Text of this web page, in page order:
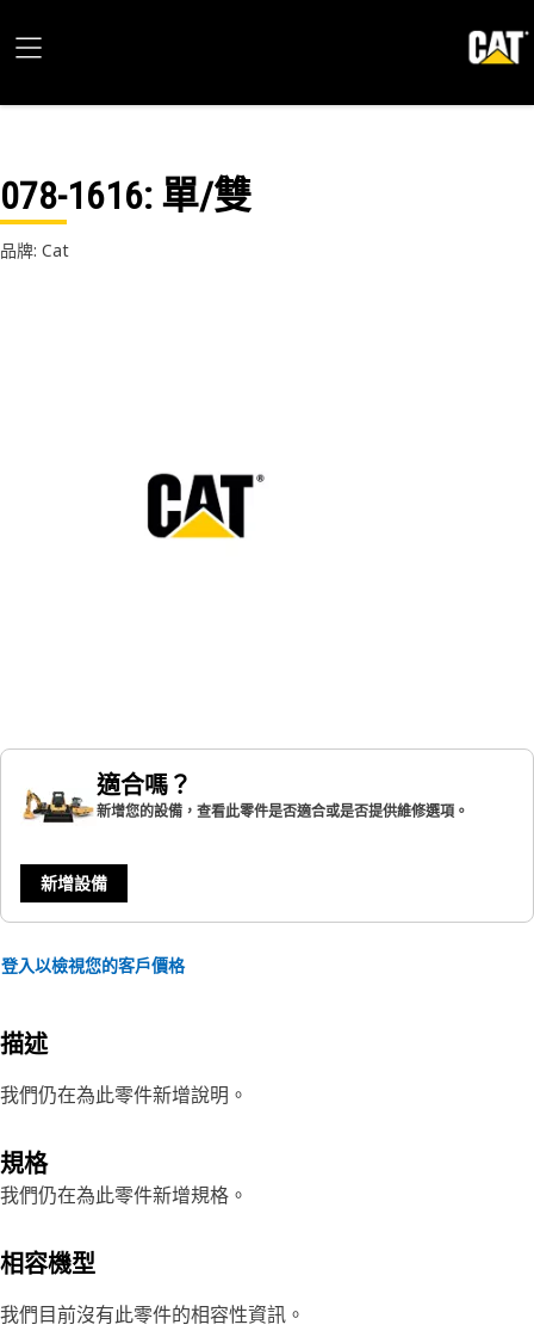
078-1616: 單/雙
品牌: Cat
適合嗎？
新增您的設備，查看此零件是否適合或是否提供維修選項。
新增設備
登入以檢視您的客戶價格
描述
我們仍在為此零件新增說明。
規格
我們仍在為此零件新增規格。
相容機型
我們目前沒有此零件的相容性資訊。